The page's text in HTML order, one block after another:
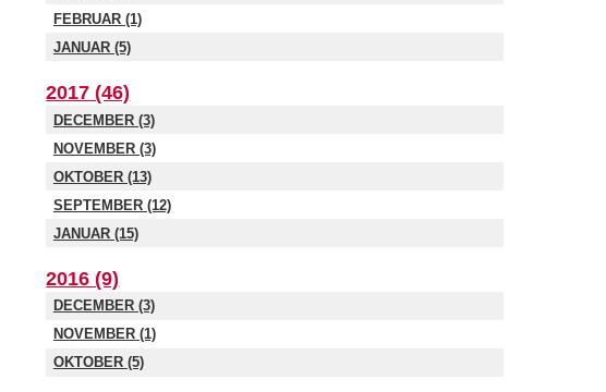
FEBRUAR (1)
JANUAR (5)
2017 (46)
DECEMBER (3)
NOVEMBER (3)
OKTOBER (13)
SEPTEMBER (12)
JANUAR (15)
2016 (9)
DECEMBER (3)
NOVEMBER (1)
OKTOBER (5)